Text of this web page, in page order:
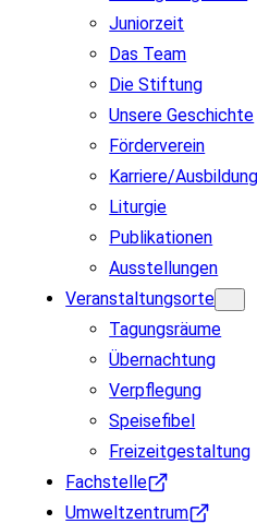
Juniorzeit
Das Team
Die Stiftung
Unsere Geschichte
Förderverein
Karriere/Ausbildung
Liturgie
Publikationen
Ausstellungen
Veranstaltungsorte
Tagungsräume
Übernachtung
Verpflegung
Speisefibel
Freizeitgestaltung
Fachstelle
Umweltzentrum